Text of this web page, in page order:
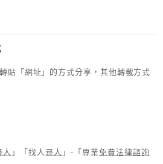
貼「網址」的方式分享，其他轉載方式
人 」「找人 尋人 」-「專業免費法律諮詢